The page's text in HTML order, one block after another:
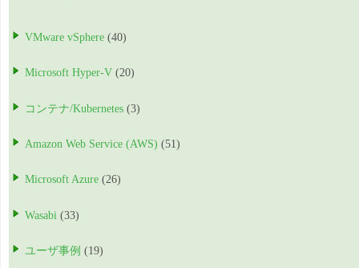
VMware vSphere (40)
Microsoft Hyper-V (20)
コンテナ/Kubernetes (3)
Amazon Web Service (AWS) (51)
Microsoft Azure (26)
Wasabi (33)
ユーザ事例 (19)